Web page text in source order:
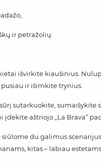
ir petražolių.
išvirkite kiaušinius.
ir išimkite trynius.
sutarkuokite, sumaišykite
įdėkite aštriojo „La Brava“
siūlome du galimus
kitas – labiau estetams.